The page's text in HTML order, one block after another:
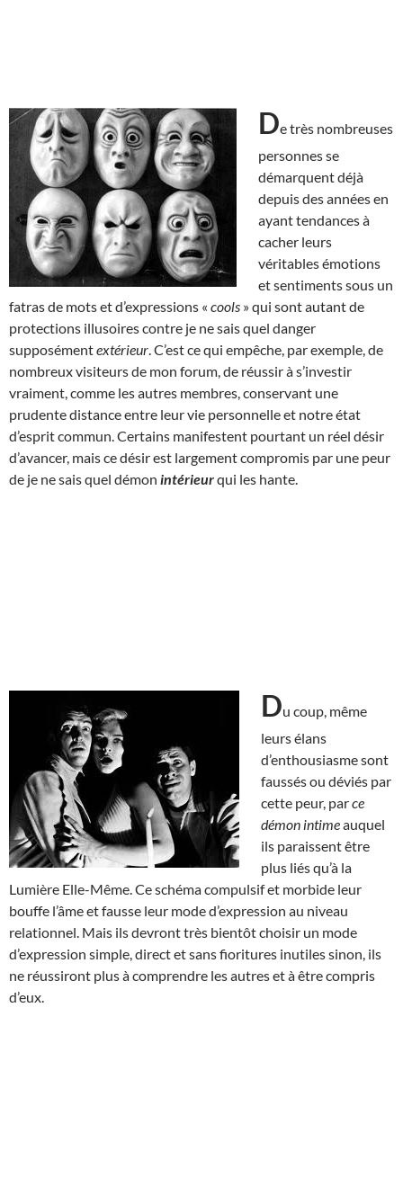
De très nombreuses
personnes se
démarquent déjà
depuis des années en
ayant tendances à
cacher leurs
véritables émotions
et sentiments sous un
fatras de mots et d’expressions « cools » qui sont autant de
protections illusoires contre je ne sais quel danger
supposémentextérieur . C’est ce qui empêche, par exemple, de
nombreux visiteurs de mon forum, de réussir à s’investir
vraiment, comme les autres membres, conservant une
prudente distance entre leur vie personnelle et notre état
d’esprit commun. Certains manifestent pourtant un réel désir
d’avancer, mais ce désir est largement compromis par une peur
de je ne sais quel démon intérieurqui les hante.
Du coup, même
leurs élans
d’enthousiasme sont
faussés ou déviés par
cette peur, parce
démon intimeauquel
ils paraissent être
plus liés qu’à la
Lumière Elle-Même. Ce schéma compulsif et morbide leur
bouffe l’âme et fausse leur mode d’expression au niveau
relationnel. Mais ils devront très bientôt choisir un mode
d’expression simple, direct et sans fioritures inutiles sinon, ils
ne réussiront plus à comprendre les autres et à être compris
d’eux.